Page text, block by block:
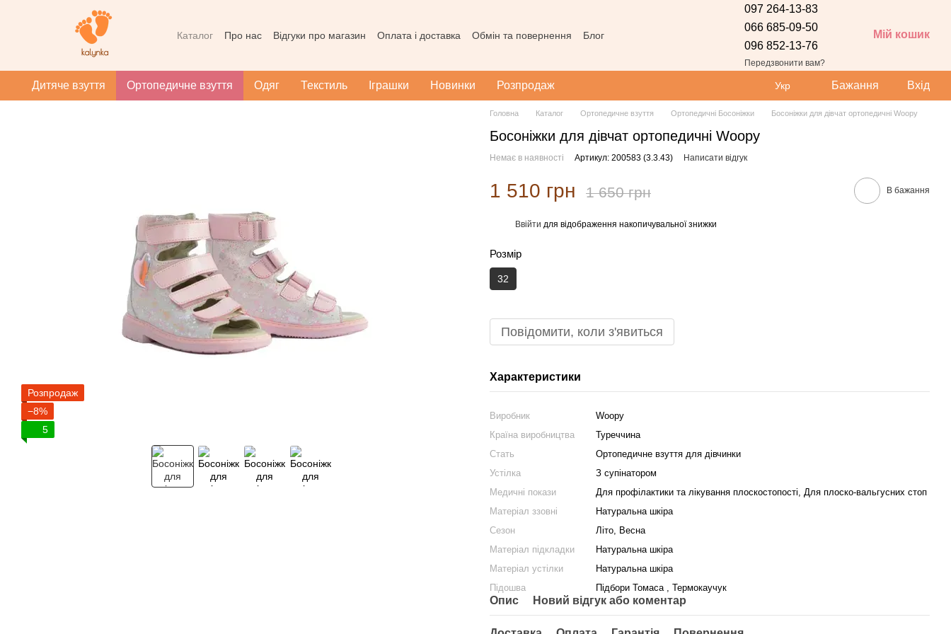
Перейти до основного контенту
Каталог Про нас Відгуки про магазин Оплата і доставка Обмін та повернення
Блог
097 264-13-83
066 685-09-50
096 852-13-76
Передзвонити вам?
Мій кошик
Дитяче взуття Ортопедичне взуття Одяг Текстиль Іграшки Новинки Розпродаж Укр Бажання Вхід
Розпродаж
−8%
5
Головна Каталог Ортопедичне взуття Ортопедичні Босоніжки Босоніжки для дівчат ортопедичні Woopy
Босоніжки для дівчат ортопедичні Woopy
Немає в наявності Артикул: 200583 (3.3.43) Написати відгук
1 510 грн 1 650 грн В бажання
Ввійти для відображення накопичувальної знижки
Розмір
32
Повідомити, коли з'явиться
Характеристики
Виробник
Woopy
Країна виробництва
Туреччина
Стать
Ортопедичне взуття для дівчинки
Устілка
З супінатором
Медичні покази
Для профілактики та лікування плоскостопості, Для плоско-вальгусних стоп
Матеріал ззовні
Натуральна шкіра
Сезон
Літо, Весна
Матеріал підкладки
Натуральна шкіра
Матеріал устілки
Натуральна шкіра
Підошва
Підбори Томаса , Термокаучук
Опис Новий відгук або коментар